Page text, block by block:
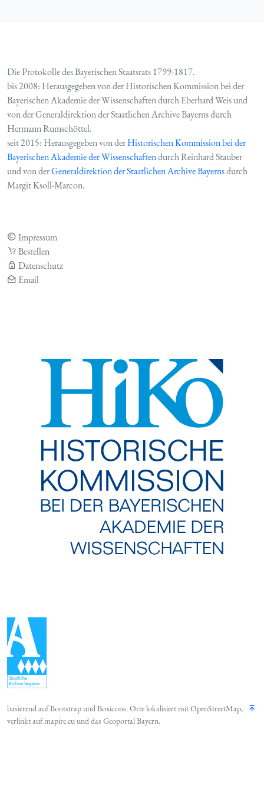
Die Protokolle des Bayerischen Staatsrats 1799-1817.
bis 2008: Herausgegeben von der Historischen Kommission bei der
Bayerischen Akademie der Wissenschaften durch Eberhard Weis und
von der Generaldirektion der Staatlichen Archive Bayerns durch
Hermann Rumschöttel.
seit 2015: Herausgegeben von derHistorischen Kommission bei der
Bayerischen Akademie der Wissenschaftendurch Reinhard Stauber
und von derGeneraldirektion der Staatlichen Archive Bayernsdurch
Margit Ksoll-Marcon.
Impressum
Bestellen
Datenschutz
Email
basierend aufBootstrapundBoxicons. Orte lokalisiert mitOpenStreetMap,
verlinkt aufmapire.euund das Geoportal Bayern.